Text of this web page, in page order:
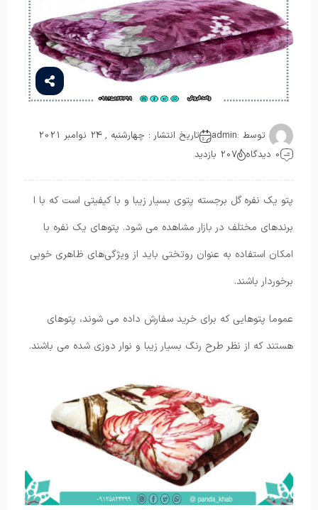
توسط :admin
تاریخ انتشار : چهارشنبه , 24 نوامبر 2021
0 دیدگاه
207 بازدید
پتو یک نفره گل برجسته پتوی بسیار زیبا و با کیفیتی است که با ا
برندهای مختلف در بازار مشاهده می شود. پتوهای یک نفره با
امکان استفاده به عنوان روتختی باید از ویژگی‌های ظاهری خوبی
برخوردار باشند.
عموما پتوهایی که برای خرید سفارش داده می شوند، پتوهای
هستند که از نظر طرح رنگ بسیار زیبا و نوار دوزی شده می باشند.